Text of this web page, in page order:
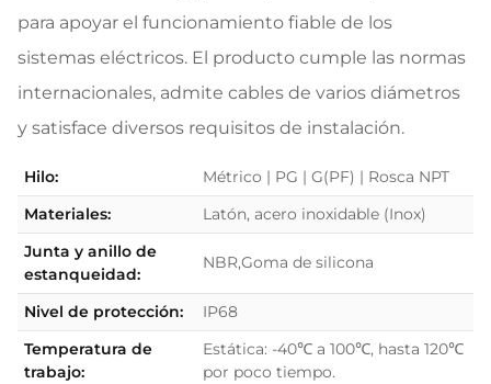
para apoyar el funcionamiento fiable de los
sistemas eléctricos. El producto cumple las normas
internacionales, admite cables de varios diámetros
y satisface diversos requisitos de instalación.
Hilo:
Métrico | PG | G(PF) | Rosca NPT
Materiales:
Latón, acero inoxidable (Inox)
Junta y anillo de
estanqueidad:
NBR,Goma de silicona
Nivel de protección:
IP68
Temperatura de
trabajo:
Estática: -40℃ a 100℃, hasta 120℃
por poco tiempo.